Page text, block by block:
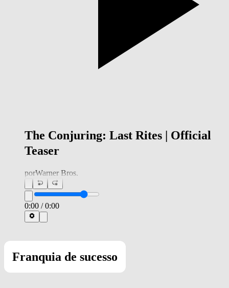
The Conjuring: Last Rites | Official
Teaser
porWarner Bros.
0:00 /0:00
Franquia de sucesso